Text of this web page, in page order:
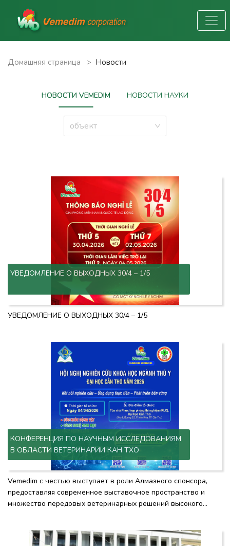
Домашняя страница > Новости
НОВОСТИ VEMEDIM НОВОСТИ НАУКИ
объект
УВЕДОМЛЕНИЕ О ВЫХОДНЫХ 30/4 – 1/5
УВЕДОМЛЕНИЕ О ВЫХОДНЫХ 30/4 – 1/5
КОНФЕРЕНЦИЯ ПО НАУЧНЫМ ИССЛЕДОВАНИЯМ
В ОБЛАСТИ ВЕТЕРИНАРИИ КАН ТХО
Vemedim с честью выступает в роли Алмазного спонсора,
предоставляя современное выставочное пространство и
множество передовых ветеринарных решений высокого